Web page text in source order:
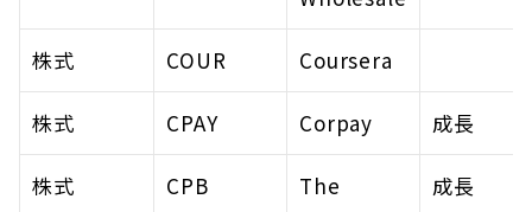
株式 COUR Coursera
株式 CPAY Corpay 成長
株式 CPB
The
成長